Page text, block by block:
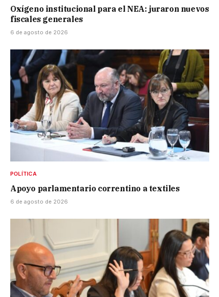
Oxígeno institucional para el NEA: juraron nuevos
fiscales generales
6 de agosto de 2026
POLÍTICA
Apoyo parlamentario correntino a textiles
6 de agosto de 2026